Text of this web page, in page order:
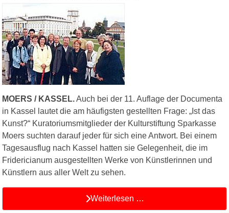
MOERS / KASSEL.Auch bei der 11. Auflage der Documenta
in Kassel lautet die am häufigsten gestellten Frage: „Ist das
Kunst?“ Kuratoriumsmitglieder der Kulturstiftung Sparkasse
Moers suchten darauf jeder für sich eine Antwort. Bei einem
Tagesausflug nach Kassel hatten sie Gelegenheit, die im
Fridericianum ausgestellten Werke von Künstlerinnen und
Künstlern aus aller Welt zu sehen.
Weiterlesen …